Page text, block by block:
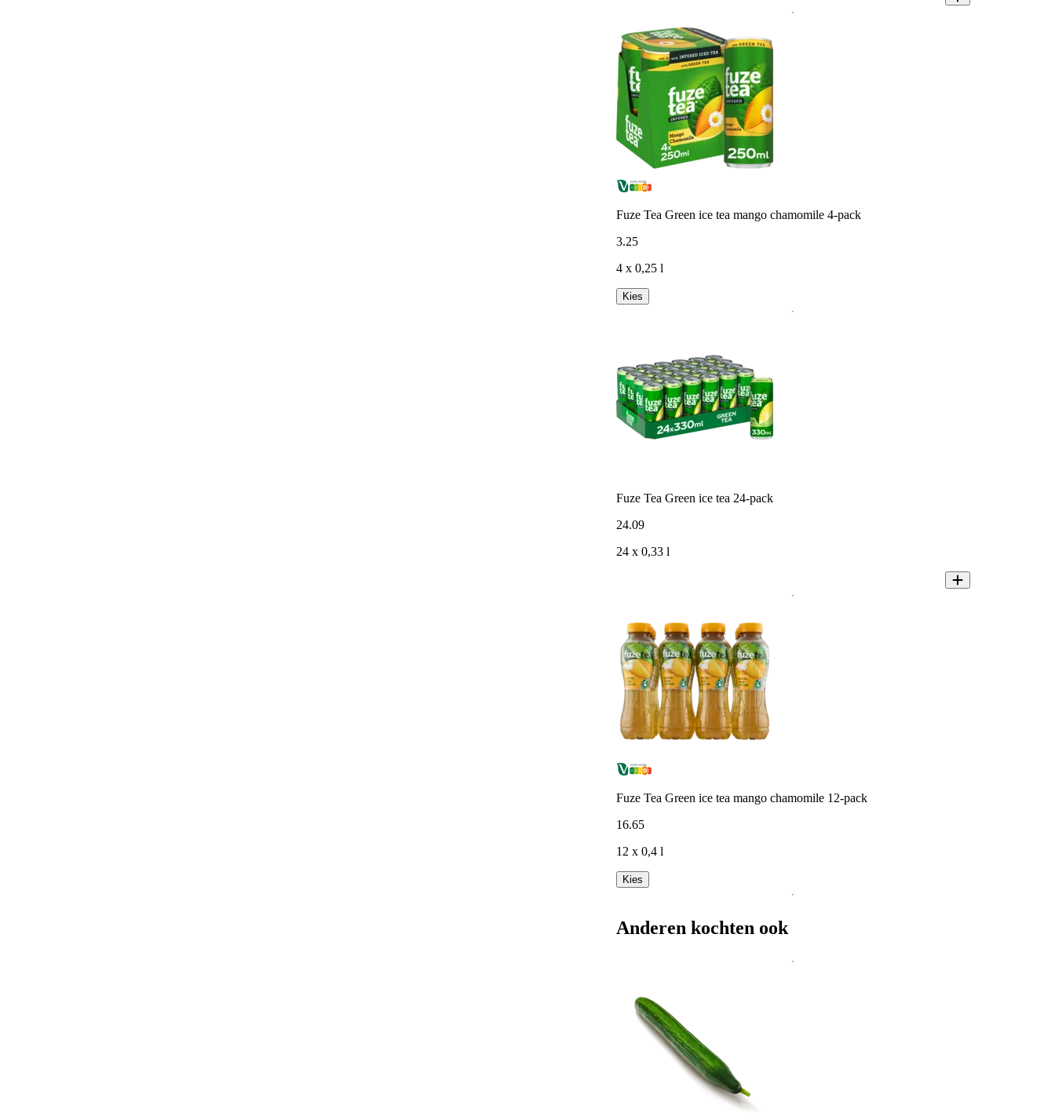
Fuze Tea Green ice tea mango chamomile 4-pack
3.25
4 x 0,25 l
Kies
Fuze Tea Green ice tea 24-pack
24.09
24 x 0,33 l
Fuze Tea Green ice tea mango chamomile 12-pack
16.65
12 x 0,4 l
Kies
Anderen kochten ook